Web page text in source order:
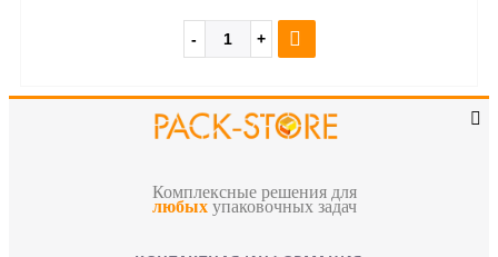
Комплексные решения для
любых упаковочных задач